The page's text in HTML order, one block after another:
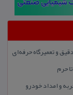
و تعمیرگاه حرفه‌ای